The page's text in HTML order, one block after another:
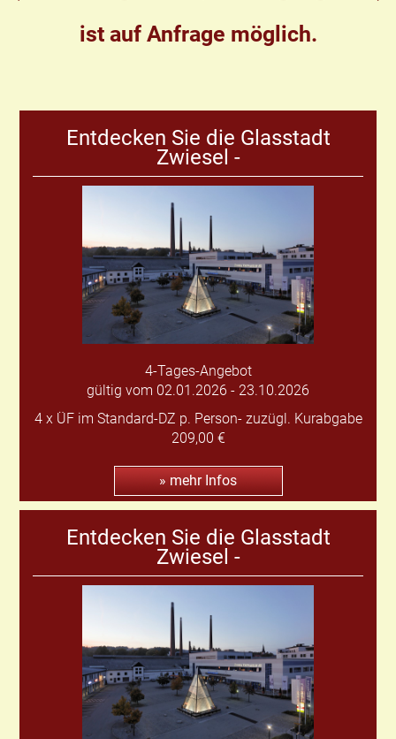
ist auf Anfrage möglich.
Entdecken Sie die Glasstadt
Zwiesel -
4-Tages-Angebot
gültig vom 02.01.2026 - 23.10.2026
4 x ÜF im Standard-DZ p. Person- zuzügl. Kurabgabe
209,00 €
» mehr Infos
Entdecken Sie die Glasstadt
Zwiesel -